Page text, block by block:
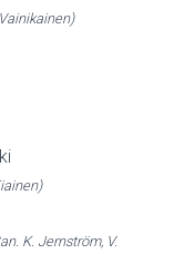
K. Jernström, V.